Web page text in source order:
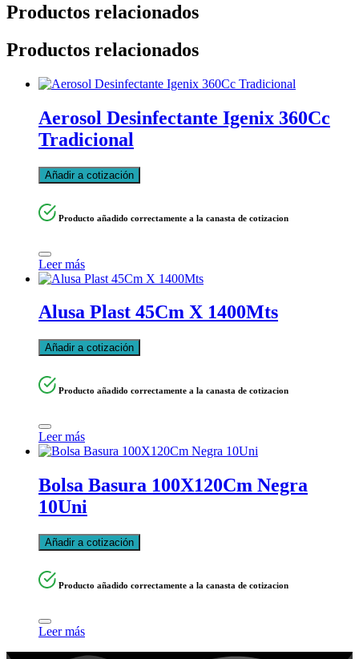
Productos relacionados
Productos relacionados
Aerosol Desinfectante Igenix 360Cc
Tradicional
Añadir a cotización
Producto añadido correctamente a la canasta de cotizacion
Leer más
Alusa Plast 45Cm X 1400Mts
Añadir a cotización
Producto añadido correctamente a la canasta de cotizacion
Leer más
Bolsa Basura 100X120Cm Negra
10Uni
Añadir a cotización
Producto añadido correctamente a la canasta de cotizacion
Leer más